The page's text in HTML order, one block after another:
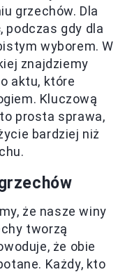
grzechów. Dla
, podczas gdy dla
wyborem. W
znajdziemy
aktu, które
Kluczową
prosta sprawa,
bardziej niż
że nasze winy
tworzą
że obie
Każdy, kto